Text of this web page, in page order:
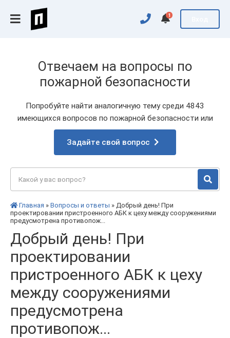
1
Отвечаем на вопросы по
пожарной безопасности
Попробуйте найти аналогичную тему среди 4843
имеющихся вопросов по пожарной безопасности или
Задайте свой вопрос
Главная » Вопросы и ответы » Добрый день! При
проектировании пристроенного АБК к цеху между сооружениями
предусмотрена противопож...
Добрый день! При
проектировании
пристроенного АБК к цеху
между сооружениями
предусмотрена
противопож...